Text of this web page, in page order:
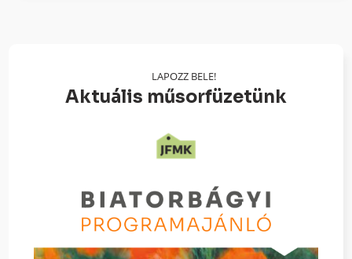
LAPOZZ BELE!
Aktuális műsorfüzetünk